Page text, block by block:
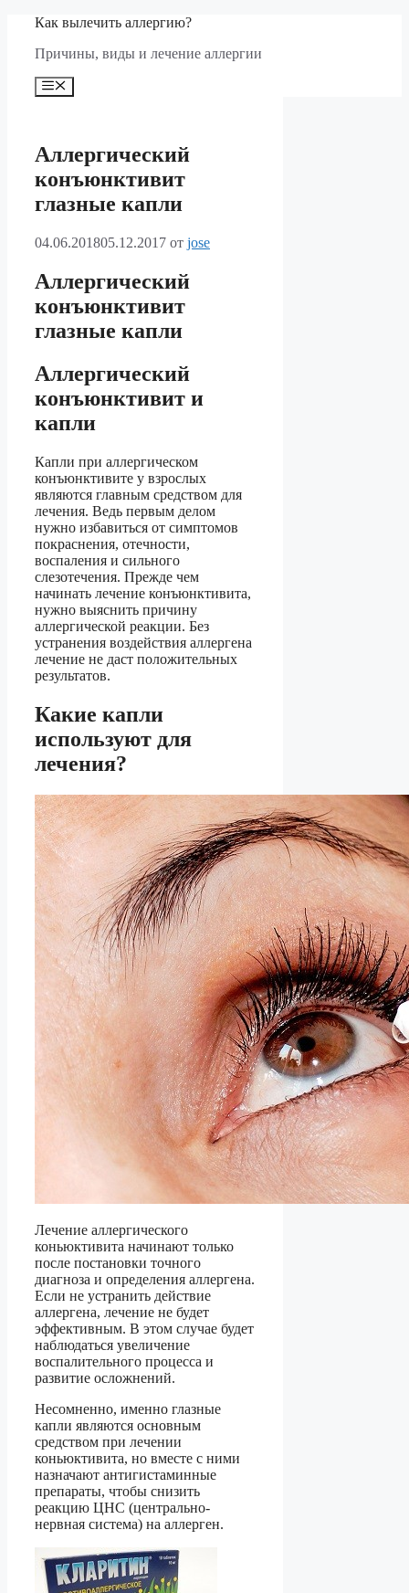
Перейти
содержимому
Как вылечить аллергию?
Причины, виды и лечение аллергии
Меню
Аллергический
конъюнктивит
глазные капли
04.06.201805.12.2017 от jose
Аллергический
конъюнктивит
глазные капли
Аллергический
конъюнктивит и
капли
Капли при аллергическом
конъюнктивите у взрослых
являются главным средством для
лечения. Ведь первым делом
нужно избавиться от симптомов
покраснения, отечности,
воспаления и сильного
слезотечения. Прежде чем
начинать лечение конъюнктивита,
нужно выяснить причину
аллергической реакции. Без
устранения воздействия аллергена
лечение не даст положительных
результатов.
Какие капли
используют для
лечения?
Лечение аллергического
коньюктивита начинают только
после постановки точного
диагноза и определения аллергена.
Если не устранить действие
аллергена, лечение не будет
эффективным. В этом случае будет
наблюдаться увеличение
воспалительного процесса и
развитие осложнений.
Несомненно, именно глазные
капли являются основным
средством при лечении
коньюктивита, но вместе с ними
назначают антигистаминные
препараты, чтобы снизить
реакцию ЦНС (центрально-
нервная система) на аллерген.